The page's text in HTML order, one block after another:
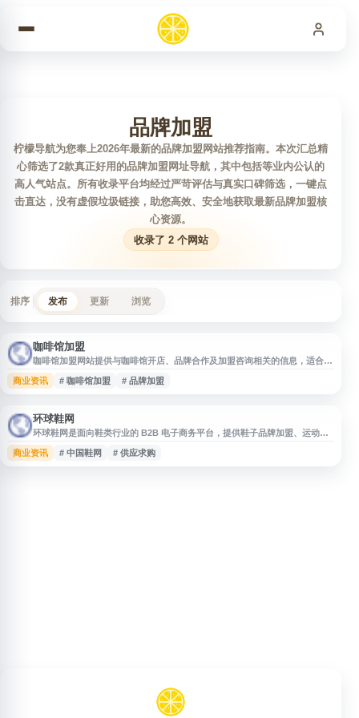
品牌加盟
柠檬导航为您奉上2026年最新的品牌加盟网站推荐指南。本次汇总精
心筛选了2款真正好用的品牌加盟网址导航，其中包括等业内公认的
高人气站点。所有收录平台均经过严苛评估与真实口碑筛选，一键点
击直达，没有虚假垃圾链接，助您高效、安全地获取最新品牌加盟核
心资源。
收录了 2 个网站
排序 发布 更新 浏览
咖啡馆加盟
咖啡馆加盟网站提供与咖啡馆开店、品牌合作及加盟咨询相关的信息，适合关
注咖啡行业创业、门店经营和项目选择的用户参考。网站内容可帮助用户了解
咖啡馆加盟的基本方向、合作模式及相关服务入口，为咖啡店投资与运营决策
商业资讯 # 咖啡馆加盟 # 品牌加盟
环球鞋网
环球鞋网是面向鞋类行业的 B2B 电子商务平台，提供鞋子品牌加盟、运动
鞋、休闲鞋、皮鞋、女鞋、男鞋、童鞋等鞋类产品信息，并涵盖鞋材辅料、鞋
机模具等产业链供应资源。网站同时发布鞋业产经资讯、行业新闻及供应求购
商业资讯 # 中国鞋网 # 供应求购